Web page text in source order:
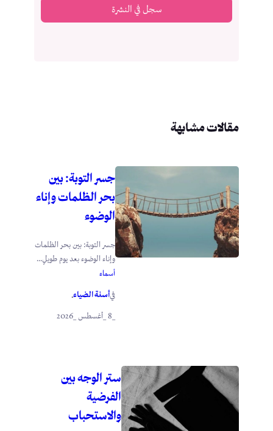
سجل في النشرة
مقالات مشابهة
جسر التوبة: بين
بحر الظلمات وإناء
الوضوء
جسر التوبة: بين بحر الظلمات
وإناء الوضوء بعد يوم طويلٍ...
أسماء
فيأسنة الضياء.
ستر الوجه بين
الفرضية
والاستحباب